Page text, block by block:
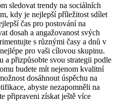
sledovat trendy na sociálních
kdy je nejlepší příležitost sdílet
čas pro postování na
dosah a angažovanost svých
s různými časy a dnů v
pro vaši cílovou skupinu.
a přizpůsobte svou strategii podle
budete mít nejenom kvalitní
dosáhnout úspěchu na
abyste nezapomněli na
připraveni získat ještě více